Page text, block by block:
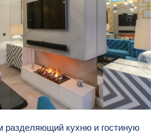
разделяющий кухню и гостиную